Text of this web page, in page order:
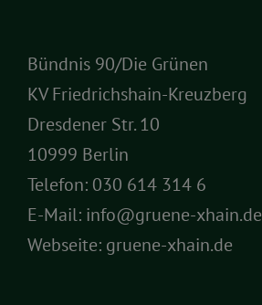
Bündnis 90/Die Grünen
KV Friedrichshain-Kreuzberg
Dresdener Str. 10
10999 Berlin
Telefon: 030 614 314 6
E-Mail: info@gruene-xhain.de
Webseite: gruene-xhain.de